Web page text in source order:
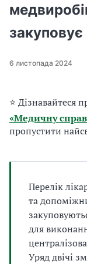
закуповує
6 листопада 2024
⭐ Дізнавайтеся
«Медичну
пропустити
Перелік
та
для
Уряд двічі
ж
н
р
т
и
л